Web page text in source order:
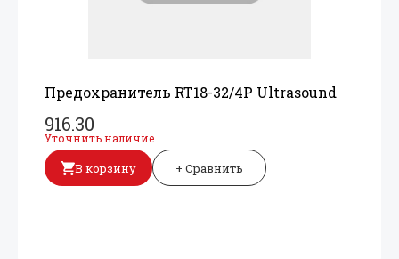
Предохранитель RT18-32/4P Ultrasound
916.30
Уточнить наличие
В корзину + Сравнить